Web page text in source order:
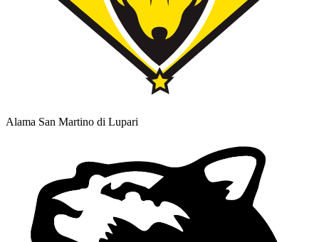
Alama San Martino di Lupari